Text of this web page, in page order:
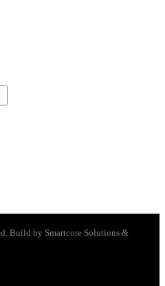
Build by Smartcore Solutions &